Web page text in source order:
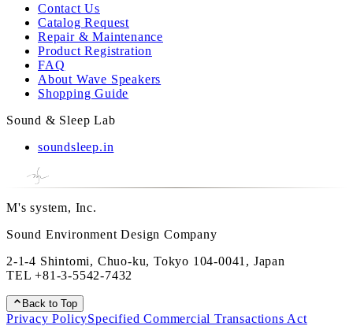
Contact Us
Catalog Request
Repair & Maintenance
Product Registration
FAQ
About Wave Speakers
Shopping Guide
Sound & Sleep Lab
soundsleep.in
M's system, Inc.
Sound Environment Design Company
2-1-4 Shintomi, Chuo-ku, Tokyo 104-0041, Japan
TEL+81-3-5542-7432
Back to Top
Privacy PolicySpecified Commercial Transactions Act